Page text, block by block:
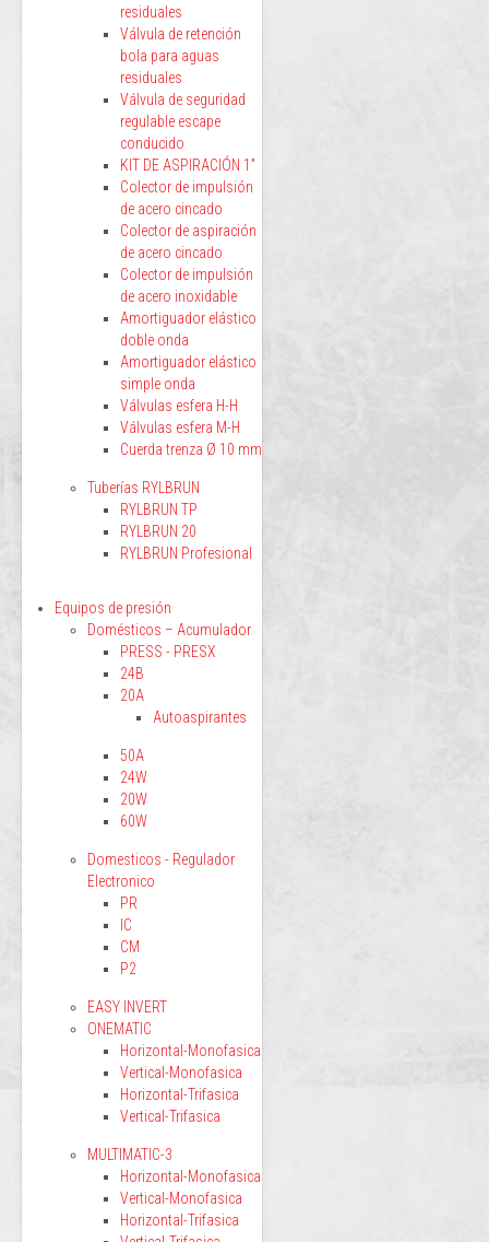
residuales
Válvula de retención
bola para aguas
residuales
Válvula de seguridad
regulable escape
conducido
KIT DE ASPIRACIÓN 1”
Colector de impulsión
de acero cincado
Colector de aspiración
de acero cincado
Colector de impulsión
de acero inoxidable
Amortiguador elástico
doble onda
Amortiguador elástico
simple onda
Válvulas esfera H-H
Válvulas esfera M-H
Cuerda trenza Ø 10 mm
Tuberías RYLBRUN
RYLBRUN TP
RYLBRUN 20
RYLBRUN Profesional
Equipos de presión
Domésticos – Acumulador
PRESS - PRESX
24B
20A
Autoaspirantes
50A
24W
20W
60W
Domesticos - Regulador
Electronico
PR
IC
CM
P2
EASY INVERT
ONEMATIC
Horizontal-Monofasica
Vertical-Monofasica
Horizontal-Trifasica
Vertical-Trifasica
MULTIMATIC-3
Horizontal-Monofasica
Vertical-Monofasica
Horizontal-Trifasica